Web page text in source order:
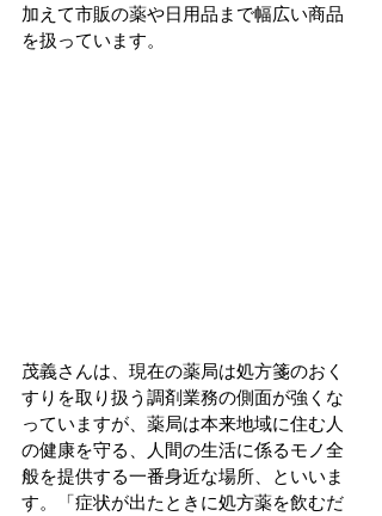
加えて市販の薬や日用品まで幅広い商品
を扱っています。
茂義さんは、現在の薬局は処方箋のおく
すりを取り扱う調剤業務の側面が強くな
っていますが、薬局は本来地域に住む人
の健康を守る、人間の生活に係るモノ全
般を提供する一番身近な場所、といいま
す。「症状が出たときに処方薬を飲むだ